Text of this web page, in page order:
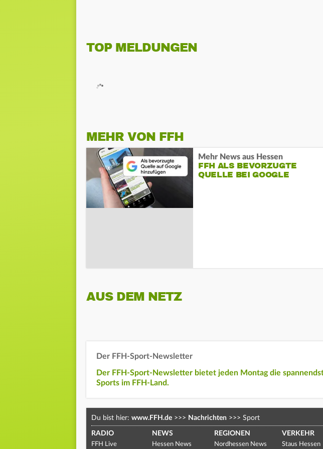
TOP MELDUNGEN
MEHR VON FFH
Mehr News aus Hessen
FFH ALS BEVORZUGTE
QUELLE BEI GOOGLE
AUS DEM NETZ
Der FFH-Sport-Newsletter
Der FFH-Sport-Newsletter bietet jeden Montag die
Sports im FFH-Land.
Du bist hier: www.FFH.de >>> Nachrichten >>> Sport
RADIO
FFH Live
NEWS
Hessen News
REGIONEN
Nordhessen News
VERKEHR
Staus Hessen